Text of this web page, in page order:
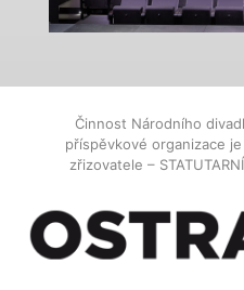
Činnost Národního
příspěvkové organizace
zřizovatele –